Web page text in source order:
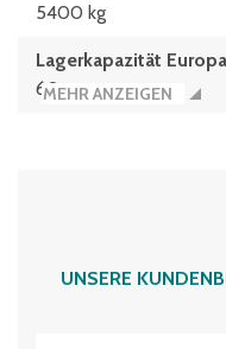
5400 kg
Lagerkapazität
60
vormontiert
MEHR ANZEIGEN
UNSERE